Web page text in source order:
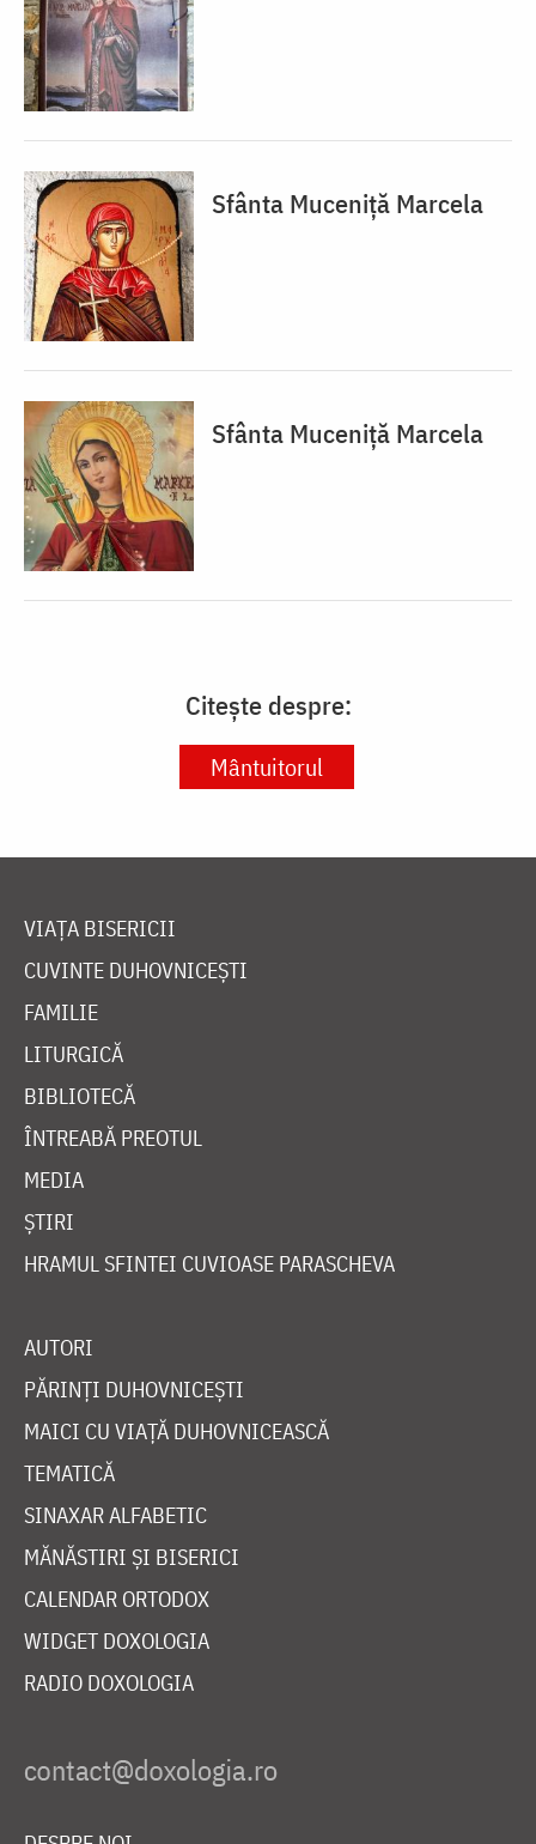
Sfânta Muceniță Marcela
Sfânta Muceniță Marcela
Citește despre:
Mântuitorul
VIAȚA BISERICII
CUVINTE DUHOVNICEȘTI
FAMILIE
LITURGICĂ
BIBLIOTECĂ
ÎNTREABĂ PREOTUL
MEDIA
ȘTIRI
HRAMUL SFINTEI CUVIOASE PARASCHEVA
AUTORI
PĂRINȚI DUHOVNICEȘTI
MAICI CU VIAȚĂ DUHOVNICEASCĂ
TEMATICĂ
SINAXAR ALFABETIC
MĂNĂSTIRI ȘI BISERICI
CALENDAR ORTODOX
WIDGET DOXOLOGIA
RADIO DOXOLOGIA